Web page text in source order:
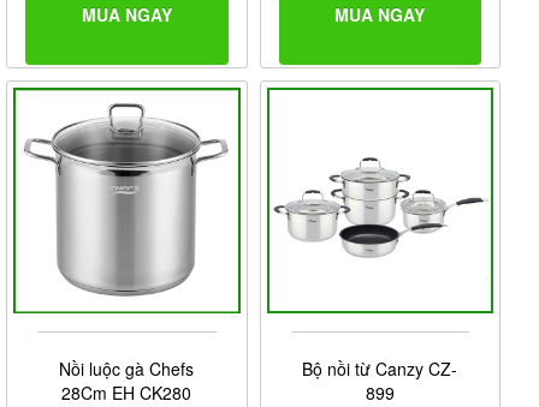
MUA NGAY
MUA NGAY
Nồi luộc gà Chefs
28Cm EH CK280
Bộ nồi từ Canzy CZ-
899